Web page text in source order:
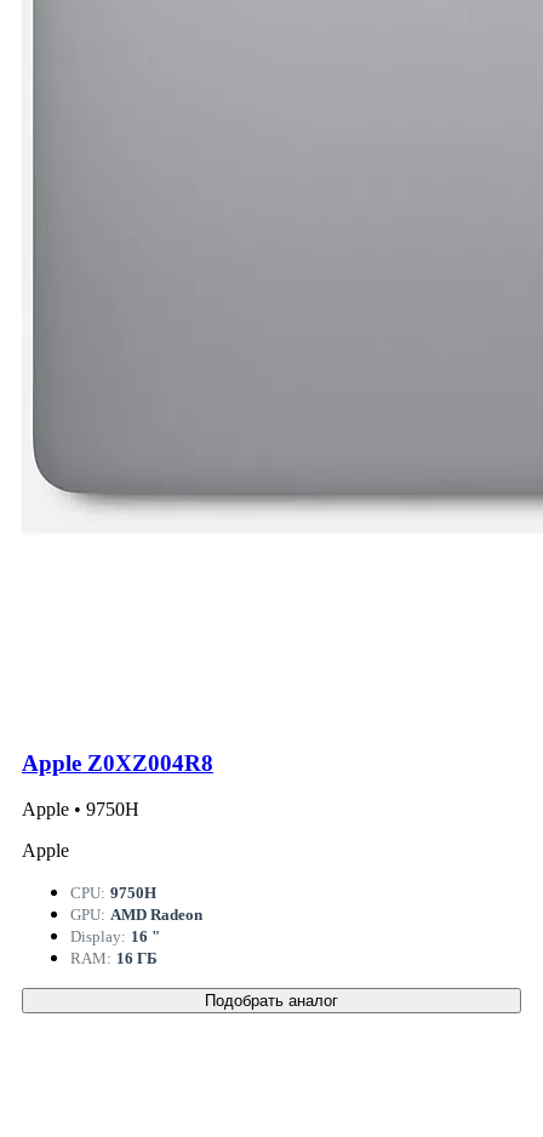
Apple Z0XZ004R8
Apple • 9750H
Apple
CPU: 9750H
GPU: AMD Radeon
Display: 16 "
RAM: 16 ГБ
Подобрать аналог